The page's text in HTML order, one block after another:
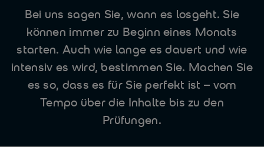
Bei uns sagen Sie, wann es losgeht. Sie
können immer zu Beginn eines Monats
starten. Auch wie lange es dauert und wie
intensiv es wird, bestimmen Sie. Machen Sie
es so, dass es für Sie perfekt ist – vom
Tempo über die Inhalte bis zu den
Prüfungen.